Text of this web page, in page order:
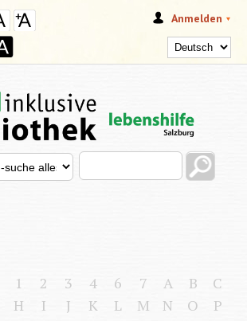
Anmelden
Search this site
for
1 2 3 4 6 7 A B
C
H I J K L M N O
P